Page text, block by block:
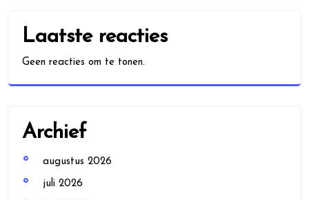
Laatste reacties
Geen reacties om te tonen.
Archief
augustus 2026
juli 2026